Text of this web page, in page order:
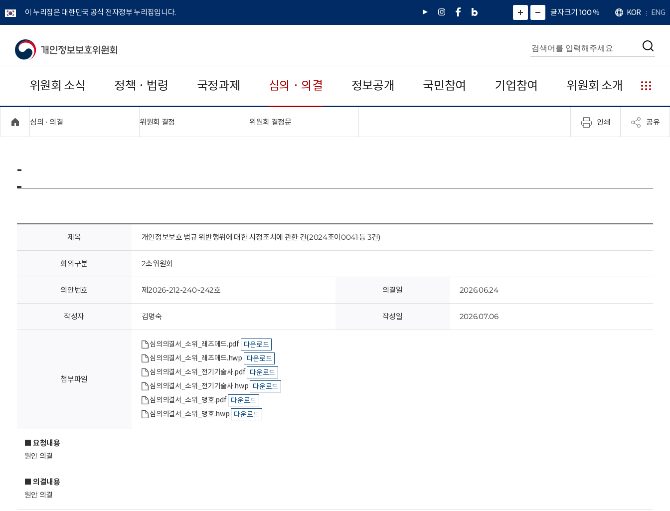
이 누리집은 대한민국 공식 전자정부 누리집입니다.
유
인
페
네
그
)
화
면
면
소
확
대
치
글자크기 100%
언
어
KOR ENG
개
보
보
위
회
통
합
검
색
검
위원회 소식 정책 · 법령 국정과제 심의 · 의결 정보공개 국민참여 기업참여 위원회 소개
누
리
집
안
심의 · 의결 위원회 결정 위원회 결정문"접기,펼치기" 인쇄 공유
-
제목 개인정보보호 법규 위반행위에 대한 시정조치에 관한 건(2024조이0041 등 3건)
회의구분 2소위원회
의안번호 제2026-212-240~242호 의결일 2026.06.24
작성자 김명숙 작성일 2026.07.06
첨부파일
심의의결서_소위_레즈메드.pdf 다운로드
심의의결서_소위_레즈메드.hwp
다운로드
심의의결서_소위_전기기술사.pdf 다운로드
심의의결서_소위_전기기술사.hwp 다운로드
심의의결서_소위_맹호.pdf 다운로드
심의의결서_소위_맹호.hwp 다운로드
■ 요청내용
원안 의결
■ 의결내용
원안 의결